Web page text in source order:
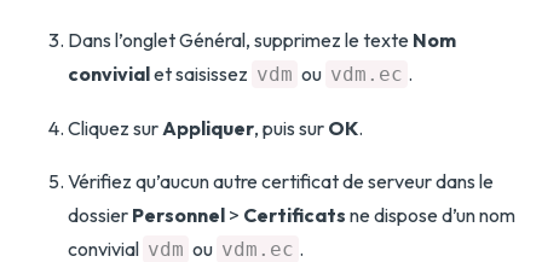
Dans l’onglet Général, supprimez le texte Nom
convivialet saisissez vdm ou vdm.ec .
Cliquez surAppliquer, puis sur OK.
Vérifiez qu’aucun autre certificat de serveur dans le
dossier Personnel > Certificats ne dispose d’un nom
convivial vdm ou vdm.ec .